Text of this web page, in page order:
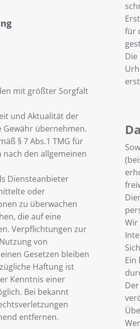
mit größter Sorgfalt
und Aktualität der
Gewähr übernehmen.
§ 7 Abs.1 TMG für
nach den allgemeinen
Diensteanbieter
oder
zu überwachen
die auf eine
Verpflichtungen zur
von
Gesetzen bleiben
Haftung ist
Kenntnis einer
Bei bekannt
entfernen.
für
Wir
Ein